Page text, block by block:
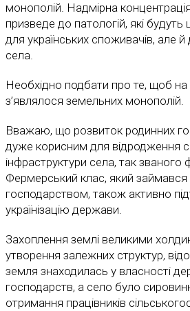
монополій. Надмірна
призведе до патологій, які
для українських споживачів, але й
села.
Необхідно подбати про те, щоб на
з’являлося земельних монополій.
Вважаю, що розвиток родинних
дуже корисним для відродження
інфраструктури села, так
Фермерський клас, який
господарством, також активно
українізацію держави.
Захоплення землі великими
утворення залежних структур,
земля знаходилась у власності
господарств, а село було
отримання працівників